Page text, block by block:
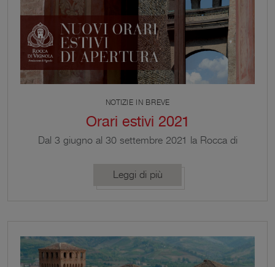
NOTIZIE IN BREVE
Orari estivi 2021
Dal 3 giugno al 30 settembre 2021 la Rocca di
Da giovedì a domenica: 10:00 – 13:00 / 15:30 –
Leggi di più